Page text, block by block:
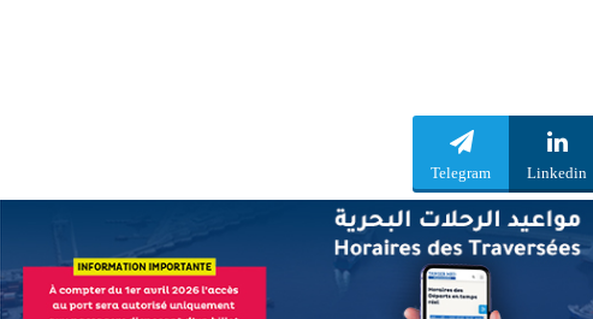
Linkedin
Telegram